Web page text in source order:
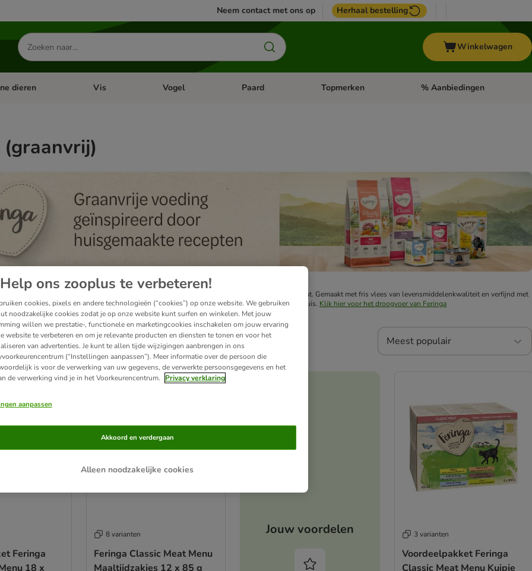
Neem contact met ons op Herhaal bestelling
Zoeken
naar
producten
Winkelwagen
categorie menu: Apotheek
dieren Open categorie menu: Kleine dieren
Vis Open categorie menu: Vis
Vogel Open categorie menu: Vogel
Paard Open categorie menu: Paard
Topmerken Open categorie menu:
% Aanbiedingen
(graanvrij)
graanvrij
premiumvoer met een hoog vleesaandeel dat aangepast is aan de behoeften van de kat. Gemaakt met fris vlees van levensmiddelenkwaliteit en verfijnd met
Dit maakt Feringa kattenvoer een sappige vleesmaaltijd. Feringa: met veel liefde van het huis. Klik hier voor het droogvoer van Feringa
Meest populair
been changed
Feringa
18 x
8 varianten
Feringa Classic Meat Menu
Maaltijdzakjes 12 x 85 g
Jouw voordelen 3 varianten
Voordeelpakket Feringa
Classic Meat Menu Kuipje
Help ons zooplus te verbeteren!
cookies, pixels en andere technologieën (“cookies”) op onze website. We gebruiken
noodzakelijke cookies zodat je op onze website kunt surfen en winkelen. Met jouw
willen we prestatie-, functionele en marketingcookies inschakelen om jouw ervaring
website te verbeteren en om je relevante producten en diensten te tonen en voor het
van advertenties. Je kunt te allen tijde wijzigingen aanbrengen in ons
(“Instellingen aanpassen”). Meer informatie over de persoon die
is voor de verwerking van uw gegevens, de verwerkte persoonsgegevens en het
de verwerking vind je in het Voorkeurencentrum.
Privacy verklaring
aanpassen
Alleen noodzakelijke cookies
Akkoord en verdergaan